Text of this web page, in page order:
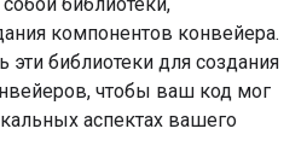
компонентов конвейера.
эти библиотеки для создания
чтобы ваш код мог
аспектах вашего